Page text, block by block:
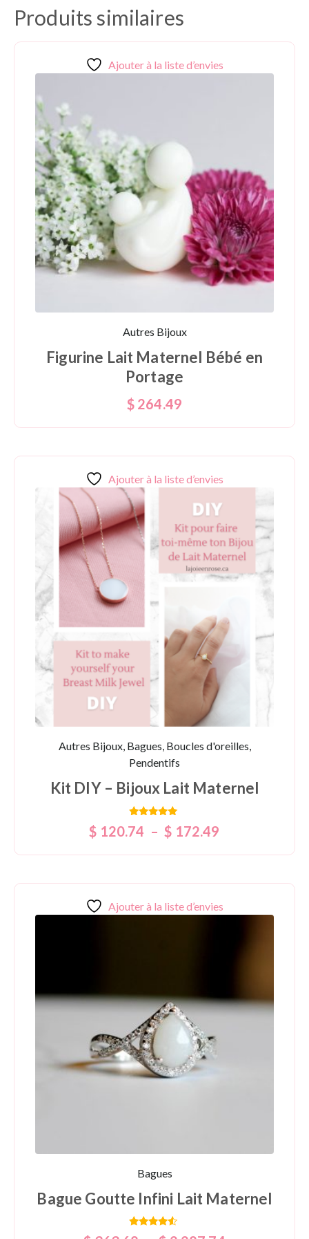
Produits similaires
Ajouter à la liste d’envies
Autres Bijoux
Figurine Lait Maternel Bébé en
Portage
$ 264.49
Ajouter à la liste d’envies
Autres Bijoux, Bagues, Boucles d'oreilles,
Pendentifs
Kit DIY – Bijoux Lait Maternel
5.00
$ 120.74 – $ 172.49
Ajouter à la liste d’envies
Bagues
Bague Goutte Infini Lait Maternel